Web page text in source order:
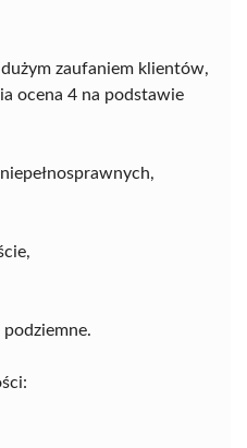
zaufaniem klientów,
ocena 4 na podstawie